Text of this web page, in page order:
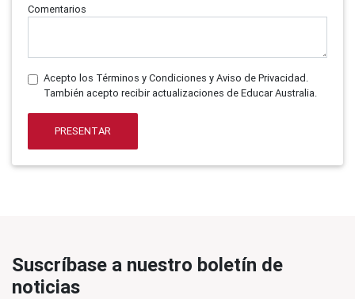
Comentarios
Acepto los Términos y Condiciones y Aviso de Privacidad.
También acepto recibir actualizaciones de Educar Australia.
PRESENTAR
Suscríbase a nuestro boletín de
noticias